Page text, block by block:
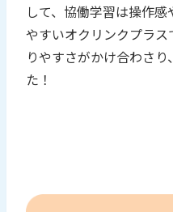
して、協働学習は操作
やすいオクリンクプラ
りやすさがかけ合わさ
た！